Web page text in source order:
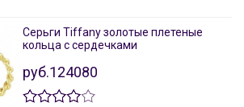
Серьги Tiffany золотые плетеные
кольца с сердечками
руб.124080